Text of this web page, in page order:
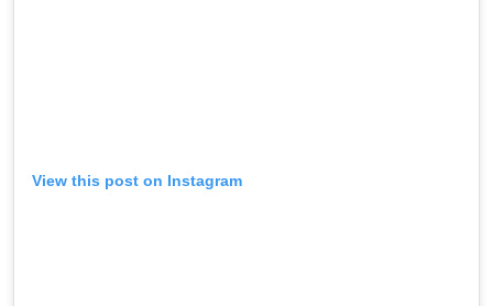
View this post on Instagram